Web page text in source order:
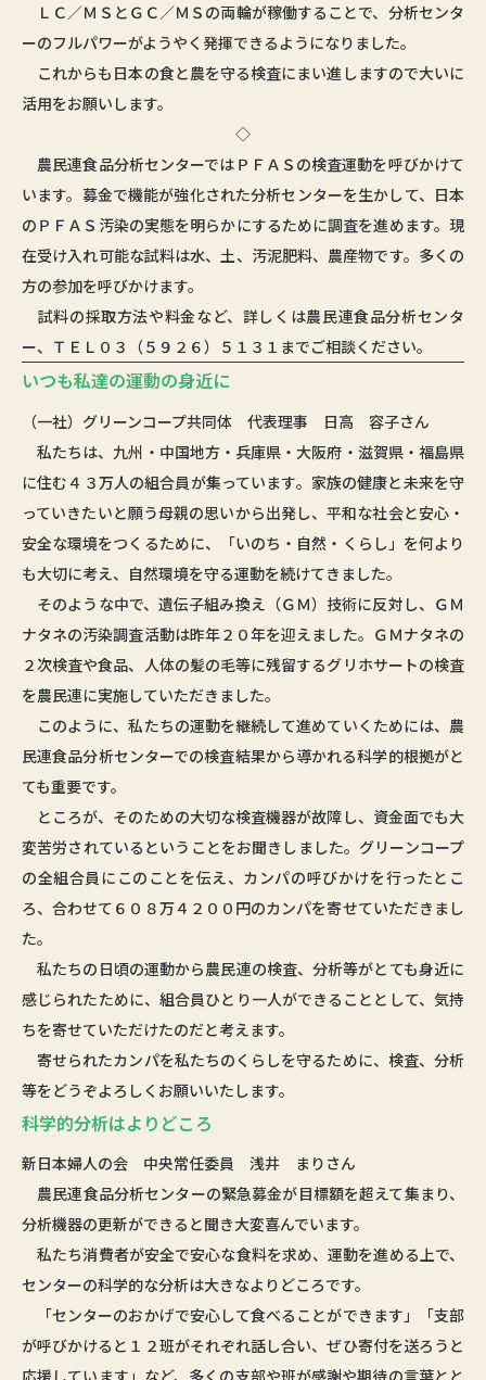
ＬＣ／ＭＳとＧＣ／ＭＳの両輪が稼働することで、分析センタ
ーのフルパワーがようやく発揮できるようになりました。
これからも日本の食と農を守る検査にまい進しますので大いに
活用をお願いします。
◇
農民連食品分析センターではＰＦＡＳの検査運動を呼びかけて
います。募金で機能が強化された分析センターを生かして、日本
のＰＦＡＳ汚染の実態を明らかにするために調査を進めます。現
在受け入れ可能な試料は水、土、汚泥肥料、農産物です。多くの
方の参加を呼びかけます。
試料の採取方法や料金など、詳しくは農民連食品分析センタ
ー、ＴＥＬ０３（５９２６）５１３１までご相談ください。
いつも私達の運動の身近に
（一社）グリーンコープ共同体 代表理事 日高 容子さん
私たちは、九州・中国地方・兵庫県・大阪府・滋賀県・福島県
に住む４３万人の組合員が集っています。家族の健康と未来を守
っていきたいと願う母親の思いから出発し、平和な社会と安心・
安全な環境をつくるために、「いのち・自然・くらし」を何より
も大切に考え、自然環境を守る運動を続けてきました。
そのような中で、遺伝子組み換え（ＧＭ）技術に反対し、ＧＭ
ナタネの汚染調査活動は昨年２０年を迎えました。ＧＭナタネの
２次検査や食品、人体の髪の毛等に残留するグリホサートの検査
を農民連に実施していただきました。
このように、私たちの運動を継続して進めていくためには、農
民連食品分析センターでの検査結果から導かれる科学的根拠がと
ても重要です。
ところが、そのための大切な検査機器が故障し、資金面でも大
変苦労されているということをお聞きしました。グリーンコープ
の全組合員にこのことを伝え、カンパの呼びかけを行ったとこ
ろ、合わせて６０８万４２００円のカンパを寄せていただきまし
た。
私たちの日頃の運動から農民連の検査、分析等がとても身近に
感じられたために、組合員ひとり一人ができることとして、気持
ちを寄せていただけたのだと考えます。
寄せられたカンパを私たちのくらしを守るために、検査、分析
等をどうぞよろしくお願いいたします。
科学的分析はよりどころ
新日本婦人の会 中央常任委員 浅井 まりさん
農民連食品分析センターの緊急募金が目標額を超えて集まり、
分析機器の更新ができると聞き大変喜んでいます。
私たち消費者が安全で安心な食料を求め、運動を進める上で、
センターの科学的な分析は大きなよりどころです。
「センターのおかげで安心して食べることができます」「支部
が呼びかけると１２班がそれぞれ話し合い、ぜひ寄付を送ろうと